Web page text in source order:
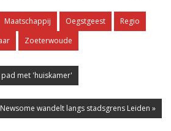
Maatschappij Oegstgeest
Regio
Zoeterwoude
met 'huiskamer'
wandelt langs stadsgrens Leiden »